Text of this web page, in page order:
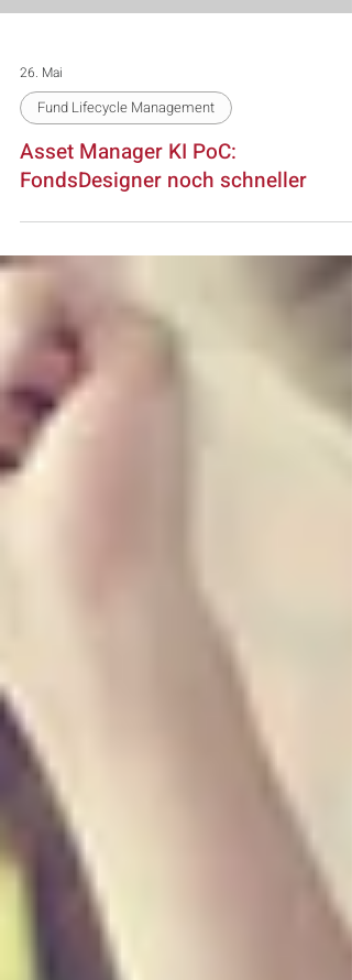
26. Mai
Fund Lifecycle Management
Asset Manager KI PoC:
FondsDesigner noch schneller